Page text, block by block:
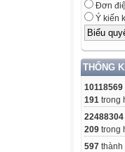
Đơn
Ý kiến
THỐNG
10118569
191 trong
22488304
209 trong
597 thành